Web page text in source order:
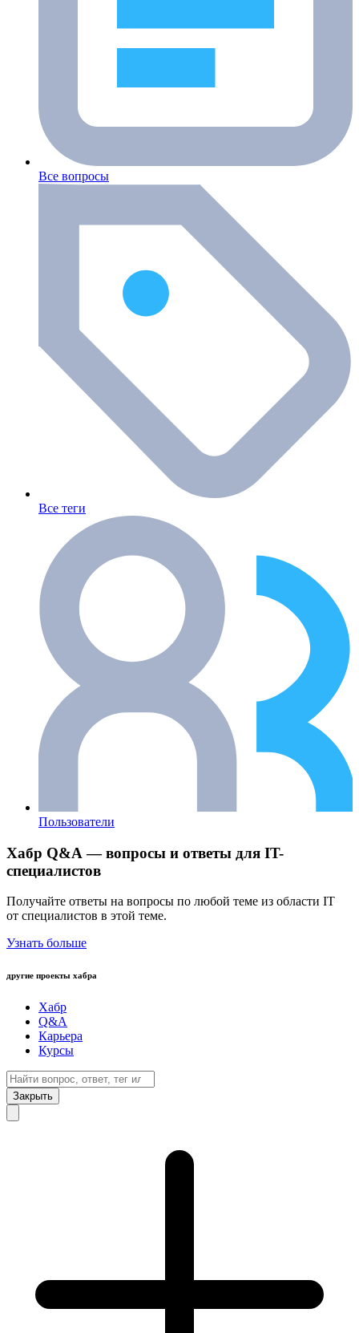
Все вопросы
Все теги
Пользователи
Хабр Q&A — вопросы и ответы для IT-
специалистов
Получайте ответы на вопросы по любой теме из области IT
от специалистов в этой теме.
Узнать больше
другие проекты хабра
Хабр
Q&A
Карьера
Курсы
Закрыть